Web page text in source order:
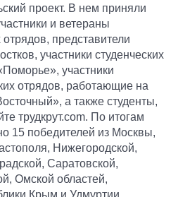
проект. В нем приняли
и ветераны
представители
участники студенческих
участники
отрядов, работающие на
а также студенты,
трудкрут.com. По итогам
15 победителей из Москвы,
Нижегородской,
Саратовской,
Омской областей,